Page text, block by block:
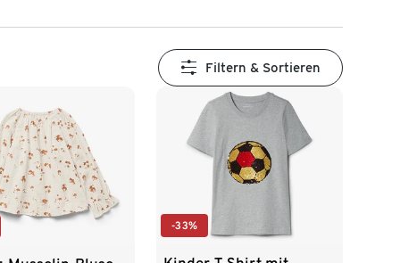
Filtern & Sortieren
-33%